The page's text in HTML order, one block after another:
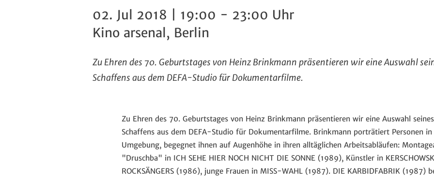
02. Jul 2018 | 19:00 - 23:00 Uhr
Kino arsenal, Berlin
Zu Ehren des 70. Geburtstages von Heinz Brinkmann präsentieren wir eine Auswahl
Schaffens aus dem DEFA-Studio für Dokumentarfilme.
Zu Ehren des 70. Geburtstages von Heinz Brinkmann präsentieren wir eine Auswahl
Schaffens aus dem DEFA-Studio für Dokumentarfilme. Brinkmann porträtiert Personen
Umgebung, begegnet ihnen auf Augenhöhe in ihren alltäglichen Arbeitsabläufen:
"Druschba" in ICH SEHE HIER NOCH NICHT DIE SONNE (1989), Künstler in
ROCKSÄNGERS (1986), junge Frauen in MISS-WAHL (1987). DIE KARBIDFABRIK (1987)